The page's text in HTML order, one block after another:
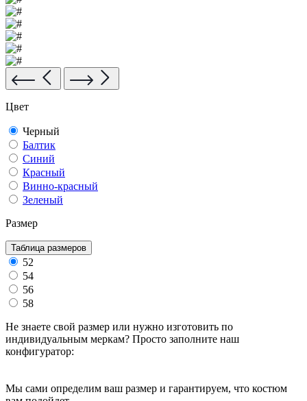
Цвет
Черный
Балтик
Синий
Красный
Винно-красный
Зеленый
Размер
Таблица размеров
52
54
56
58
Не знаете свой размер или нужно изготовить по
индивидуальным меркам? Просто заполните наш
конфигуратор:
Мы сами определим ваш размер и гарантируем, что костюм